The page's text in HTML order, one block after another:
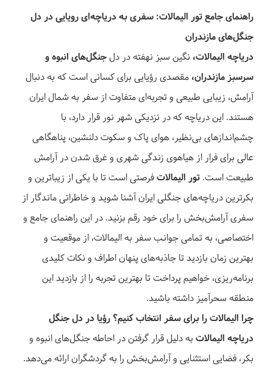
راهنمای جامع تور الیمالات: سفری به دریاچه‌ای رویایی در دل
جنگل‌های مازندران
دریاچه الیمالات، نگین سبز نهفته در دلجنگل‌های انبوه و
سرسبز مازندران، مقصدی رؤیایی برای کسانی است که به دنبال
آرامش، زیبایی طبیعی و تجربه‌ای متفاوت از سفر به شمال ایران
هستند. این دریاچه که در نزدیکی شهر نور قرار دارد، با
چشم‌اندازهای بی‌نظیر، هوای پاک و سکوت دلنشین، پناهگاهی
عالی برای فرار از هیاهوی زندگی شهری و غرق شدن در آرامش
طبیعت است. تور الیمالاتفرصتی است تا با یکی از زیباترین و
بکرترین دریاچه‌های جنگلی ایران آشنا شوید و خاطراتی ماندگار از
سفری آرامش‌بخش را برای خود رقم بزنید. در این راهنمای جامع و
اختصاصی، به تمامی جوانب سفر به الیمالات، از موقعیت و
بهترین زمان بازدید تا جاذبه‌های پنهان اطراف و نکات کلیدی
برنامه‌ریزی، خواهیم پرداخت تا بهترین تجربه را از بازدید این
منطقه سحرآمیز داشته باشید.
چرا الیمالات را برای سفر انتخاب کنیم؟ رؤیا در دل جنگل
دریاچه الیمالات به دلیل قرار گرفتن در احاطه جنگل‌های انبوه و
بکر، فضایی استثنایی و آرامش‌بخش را به گردشگران ارائه می‌دهد.